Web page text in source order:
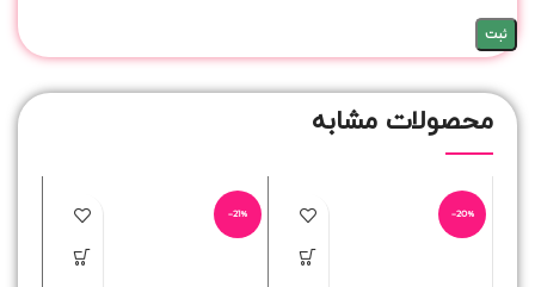
محصولات مشابه
-20%
-21%